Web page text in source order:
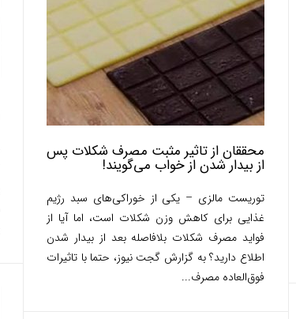
محققان از تاثیر مثبت مصرف شکلات پس
از بیدار شدن از خواب می‌گویند!
توریست مالزی – یکی از خوراکی‌های سبد رژیم
غذایی برای کاهش وزن شکلات است، اما آیا از
فواید مصرف شکلات بلافاصله بعد از بیدار شدن
اطلاع دارید؟ به گزارش گجت نیوز، حتما با تاثیرات
فوق‌العاده مصرف...